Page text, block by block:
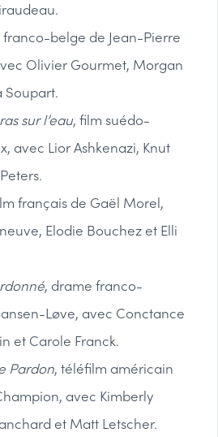
franco-belge de Jean-Pierre
Olivier Gourmet, Morgan
Soupart.
sur l’eau, film suédo-
avec Lior Ashkenazi, Knut
français de Gaël Morel,
Elodie Bouchez et Elli
, drame franco-
Løve, avec Conctance
et Carole Franck.
Pardon, téléfilm américain
avec Kimberly
et Matt Letscher.